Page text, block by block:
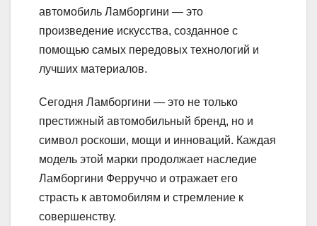
автомобиль Ламборгини — это
произведение искусства, созданное с
помощью самых передовых технологий и
лучших материалов.
Сегодня Ламборгини — это не только
престижный автомобильный бренд, но и
символ роскоши, мощи и инноваций. Каждая
модель этой марки продолжает наследие
Ламборгини Ферруччо и отражает его
страсть к автомобилям и стремление к
совершенству.